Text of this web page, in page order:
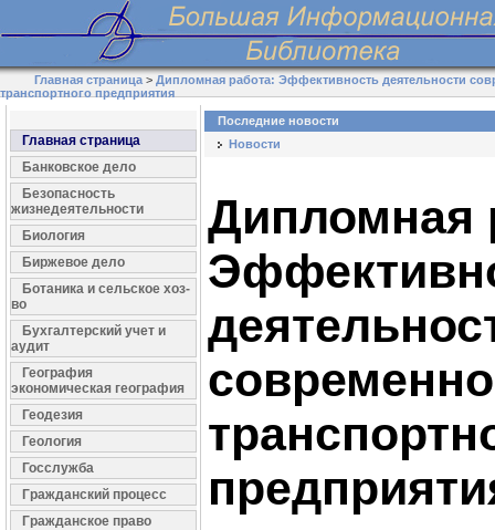
Главная страница >Дипломная работа: Эффективность деятельности
транспортного предприятия
Главная страница
Банковское дело
Безопасность
жизнедеятельности
Биология
Биржевое дело
Ботаника и сельское хоз-
во
Бухгалтерский учет и
аудит
География
экономическая география
Геодезия
Геология
Госслужба
Гражданский процесс
Гражданское право
Последние новости
Новости
Дипломная